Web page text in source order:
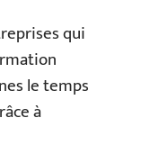
qui
le temps
à